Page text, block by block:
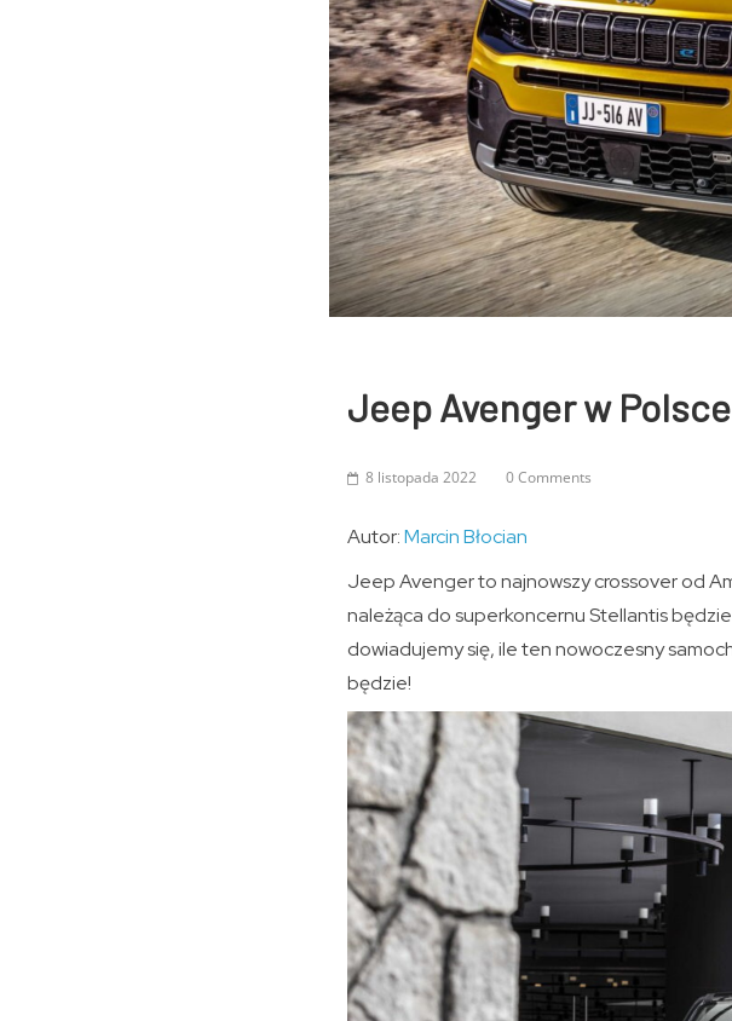
Jeep Avenger w
8 listopada 2022 0 Comments
Autor:Marcin Błocian
Jeep Avenger to najnowszy crossover od
należąca do superkoncernu Stellantis
dowiadujemy się, ile ten nowoczesny
będzie!